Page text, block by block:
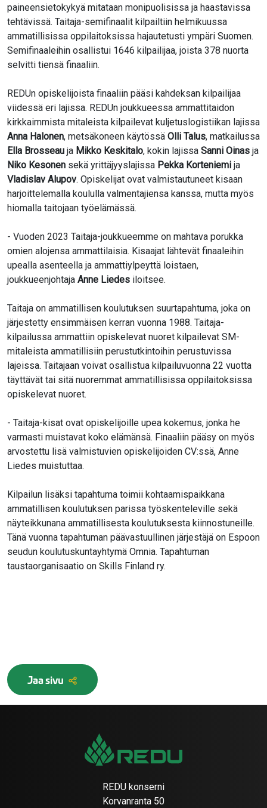
paineensietokykyä mitataan monipuolisissa ja haastavissa
tehtävissä. Taitaja-semifinaalit kilpailtiin helmikuussa
ammatillisissa oppilaitoksissa hajautetusti ympäri Suomen.
Semifinaaleihin osallistui 1646 kilpailijaa, joista 378 nuorta
selvitti tiensä finaaliin.
REDUn opiskelijoista finaaliin pääsi kahdeksan kilpailijaa
viidessä eri lajissa. REDUn joukkueessa ammattitaidon
kirkkaimmista mitaleista kilpailevat kuljetuslogistiikan lajissa
Anna Halonen, metsäkoneen käytössä Olli Talus, matkailussa
Ella Brosseau ja Mikko Keskitalo, kokin lajissa Sanni Oinas ja
Niko Kesonen sekä yrittäjyyslajissa Pekka Korteniemi ja
Vladislav Alupov. Opiskelijat ovat valmistautuneet kisaan
harjoittelemalla koululla valmentajiensa kanssa, mutta myös
hiomalla taitojaan työelämässä.
- Vuoden 2023 Taitaja-joukkueemme on mahtava porukka
omien alojensa ammattilaisia. Kisaajat lähtevät finaaleihin
upealla asenteella ja ammattiylpeyttä loistaen,
joukkueenjohtaja Anne Liedes iloitsee.
Taitaja on ammatillisen koulutuksen suurtapahtuma, joka on
järjestetty ensimmäisen kerran vuonna 1988. Taitaja-
kilpailussa ammattiin opiskelevat nuoret kilpailevat SM-
mitaleista ammatillisiin perustutkintoihin perustuvissa
lajeissa. Taitajaan voivat osallistua kilpailuvuonna 22 vuotta
täyttävät tai sitä nuoremmat ammatillisissa oppilaitoksissa
opiskelevat nuoret.
- Taitaja-kisat ovat opiskelijoille upea kokemus, jonka he
varmasti muistavat koko elämänsä. Finaaliin pääsy on myös
arvostettu lisä valmistuvien opiskelijoiden CV:ssä, Anne
Liedes muistuttaa.
Kilpailun lisäksi tapahtuma toimii kohtaamispaikkana
ammatillisen koulutuksen parissa työskenteleville sekä
näyteikkunana ammatillisesta koulutuksesta kiinnostuneille.
Tänä vuonna tapahtuman päävastuullinen järjestäjä on Espoon
seudun koulutuskuntayhtymä Omnia. Tapahtuman
taustaorganisaatio on Skills Finland ry.
Jaa sivu
REDU konserni
Korvanranta 50